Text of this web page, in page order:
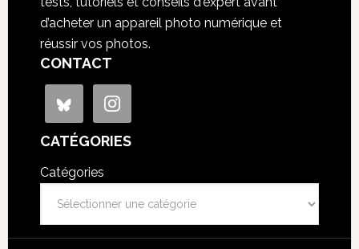
d’acheter un appareil photo numérique et
réussir vos photos.
CONTACT
CATÉGORIES
Catégories